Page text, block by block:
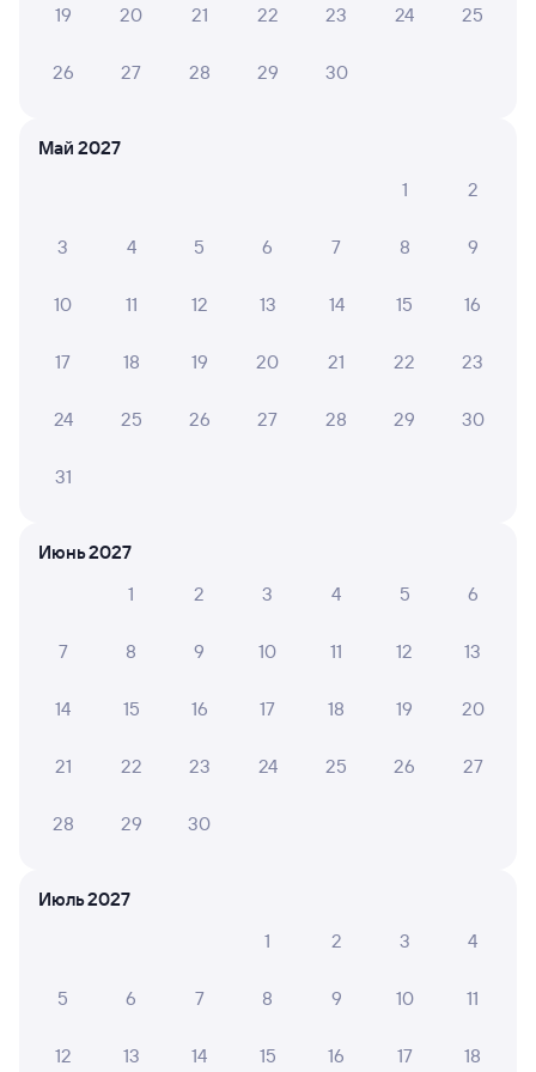
6 причин купить ж/д билеты
Онлайн-покупка за 4 минуты
Онлайн-возврат билетов без очереди в кассу
Частые вопросы
Что нужно, чтобы сесть в поезд?
на другой поезд?
Что делать, если ошибся при вводе данных
10 АСЯ С.
Чистота в вагоне, но туалет не очень чистый, но
бортпроводник старается убирается, кондиционер
работает только во время движения, на остановках
19 20 21 22 23 24 25
26 27 28 29 30
Май 2027
1
2
3 4 5 6 7 8 9
10 11 12 13 14 15 16
17 18 19 20 21 22 23
24 25 26 27 28 29 30
31
Июнь 2027
1
2 3 4 5 6
7 8 9 10 11 12 13
14 15 16 17 18 19 20
21 22 23 24 25 26 27
28 29 30
Июль 2027
1
2 3 4
5 6 7 8 9 10 11
12 13 14 15 16 17 18